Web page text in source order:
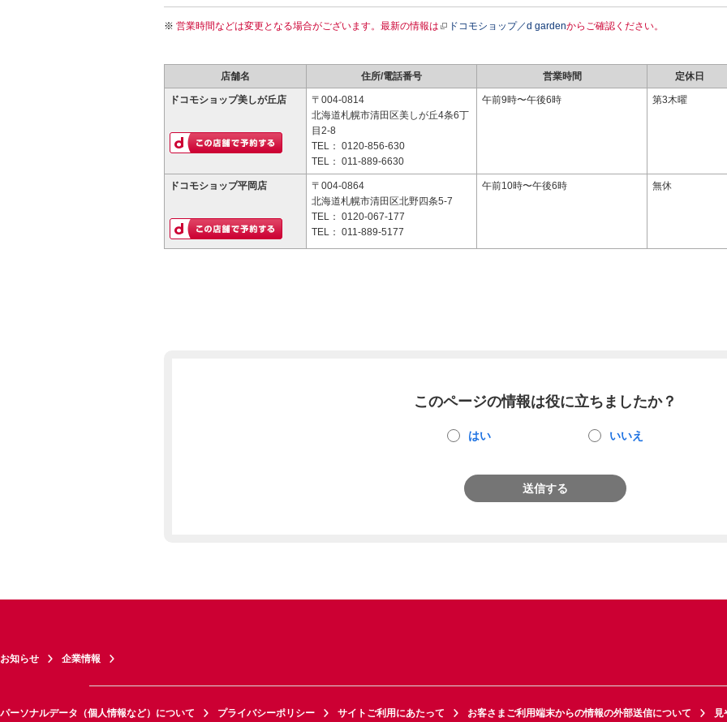
営業時間などは変更となる場合がございます。最新の情報は ドコモショップ／d gardenからご確認ください。
店舗名 住所/電話番号 営業時間 定休日
ドコモショップ美しが丘店
〒004-0814
北海道札幌市清田区美しが丘4条6丁
目2-8
TEL： 0120-856-630
TEL： 011-889-6630
午前9時〜午後6時 第3木曜
ドコモショップ平岡店
〒004-0864
北海道札幌市清田区北野四条5-7
TEL： 0120-067-177
TEL： 011-889-5177
午前10時〜午後6時 無休
このページの情報は役に立ちましたか？
はい いいえ
送信する
お知らせ 企業情報
パーソナルデータ（個人情報など）について プライバシーポリシー サイトご利用にあたって お客さまご利用端末からの情報の外部送信について 見